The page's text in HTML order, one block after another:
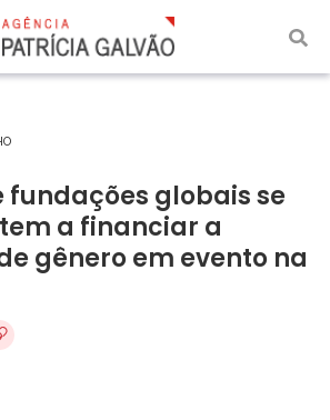
fundações globais se
a financiar a
gênero em evento na